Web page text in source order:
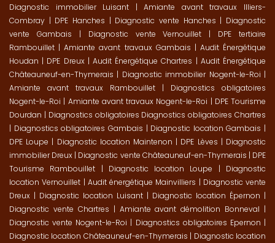
Diagnostic immobilier Luisant |Amiante avant travaux Illiers-
Combray | DPE Hanches | Diagnostic vente Hanches | Diagnostic
vente Gambais | Diagnostic vente Vernouillet | DPE tertiaire
Rambouillet |Amiante avant travaux Gambais | Audit Énergétique
Houdan | DPE Dreux|Audit Énergétique Chartres | Audit Énergétique
Châteauneuf-en-Thymerais | Diagnostic immobilier Nogent-le-Roi |
Amiante avant travaux Rambouillet | Diagnostics obligatoires
Nogent-le-Roi | Amiante avant travaux Nogent-le-Roi | DPE Tourisme
Dourdan | Diagnostics obligatoires Diagnostics obligatoires Chartres
| Diagnostics obligatoires Gambais | Diagnostic location Gambais |
DPE Loupe | Diagnostic location Maintenon | DPE Lèves | Diagnostic
immobilier Dreux | Diagnostic vente Châteauneuf-en-Thymerais | DPE
Tourisme Rambouillet | Diagnostic location Loupe | Diagnostic
location Vernouillet | Audit énergétique Mainvilliers | Diagnostic vente
Dreux | Diagnostic location Luisant | Diagnostic location Épernon |
Diagnostic vente Chartres | Amiante avant démolition Bonneval |
Diagnostic vente Nogent-le-Roi | Diagnostics obligatoires Epernon |
Diagnostic location Châteauneuf-en-Thymerais | Diagnostic location